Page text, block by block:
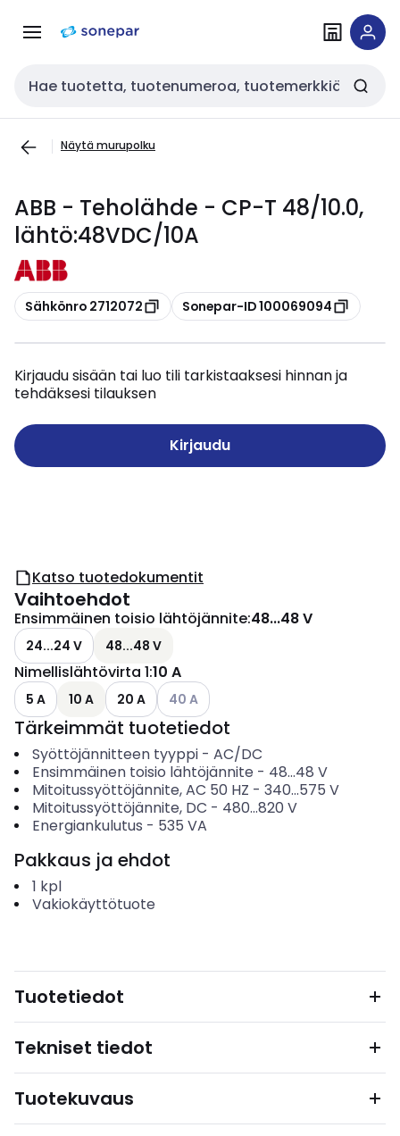
navigointiinsisältöön
Haku
Näytä murupolku
ABB - Teholähde - CP-T 48/10.0,
lähtö:48VDC/10A
Kopioi
Sähkönro 2712072 Kopioi
Sonepar-ID 100069094
Kirjaudu sisään tai luo tili tarkistaaksesi hinnan ja
tehdäksesi tilauksen
Kirjaudu
Katso tuotedokumentit
Vaihtoehdot
Ensimmäinen toisio lähtöjännite:48...48 V
24...24 V 48...48 V
Nimellislähtövirta 1:10 A
5 A 10 A 20 A Katso käytettävissä olevat
40 A
Tärkeimmät tuotetiedot
Syöttöjännitteen tyyppi- AC/DC
Ensimmäinen toisio lähtöjännite - 48...48 V
Mitoitussyöttöjännite, AC 50 HZ - 340...575 V
Mitoitussyöttöjännite, DC - 480...820 V
Energiankulutus - 535 VA
Pakkaus ja ehdot
1 kpl
Vakiokäyttötuote
Tuotetiedot
Tekniset tiedot
Tuotekuvaus